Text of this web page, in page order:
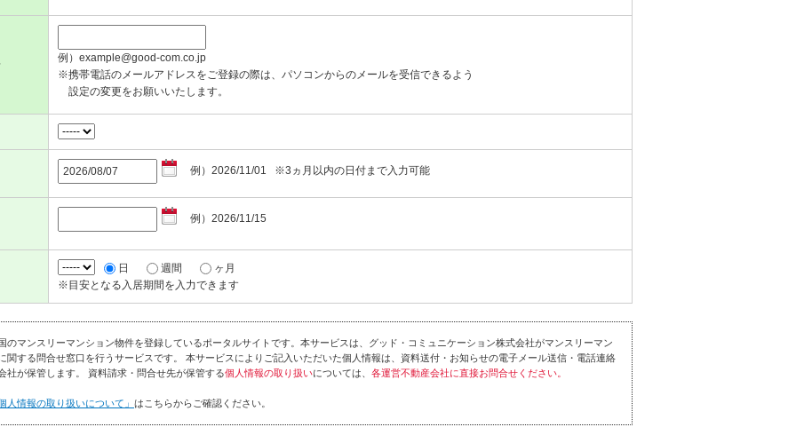
例）example@good-com.co.jp
※携帯電話のメールアドレスをご登録の際は、パソコンからのメールを受信できるよう
設定の変更をお願いいたします。
例）2026/11/01 ※3ヵ月以内の日付まで入力可能
例）2026/11/15
日 週間
ヶ月
※目安となる入居期間を入力できます
のマンスリーマンション物件を登録しているポータルサイトです。本サービスは、グッド・コミュニケーション株式会社がマンスリーマン
関する問合せ窓口を行うサービスです。 本サービスによりご記入いただいた個人情報は、資料送付・お知らせの電子メール送信・電話連絡
社が保管します。 資料請求・問合せ先が保管する個人情報の取り扱いについては、 各運営不動産会社に直接お問合せください。
個人情報の取り扱いについて」 はこちらからご確認ください。